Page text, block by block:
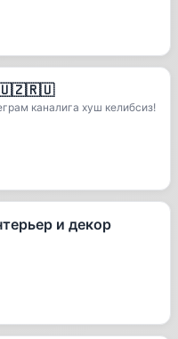
🇺🇿🇷🇺
каналига хуш келибсиз!
и декор